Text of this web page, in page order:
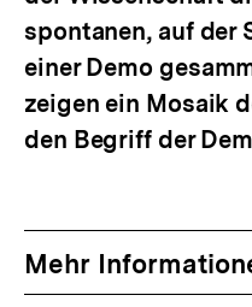
spontanen, auf der
einer Demo
zeigen ein Mosaik
den Begriff der
Mehr